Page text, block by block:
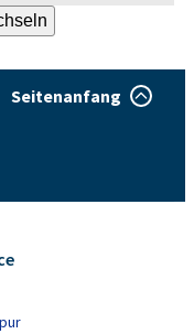
Seitenanfang